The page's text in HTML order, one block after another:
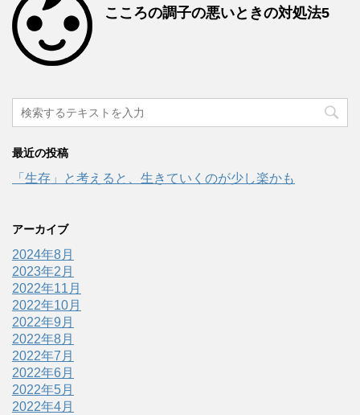
こころの調子の悪いときの対処法5
最近の投稿
「生存」と考えると、生きていくのが少し楽かも
アーカイブ
2024年8月
2023年2月
2022年11月
2022年10月
2022年9月
2022年8月
2022年7月
2022年6月
2022年5月
2022年4月